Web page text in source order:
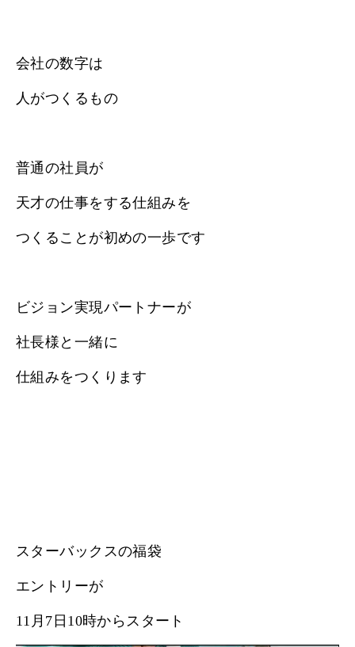
会社の数字は
人がつくるもの
普通の社員が
天才の仕事をする仕組みを
つくることが初めの一歩です
ビジョン実現パートナーが
社長様と一緒に
仕組みをつくります
スターバックスの福袋
エントリーが
11月7日10時からスタート